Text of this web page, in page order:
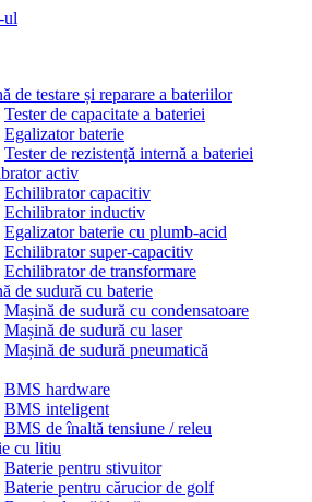
de testare și reparare a bateriilor
Tester de capacitate a bateriei
Egalizator baterie
Tester de rezistență internă a bateriei
activ
Echilibrator capacitiv
Echilibrator inductiv
Egalizator baterie cu plumb-acid
Echilibrator super-capacitiv
Echilibrator de transformare
de sudură cu baterie
Mașină de sudură cu condensatoare
Mașină de sudură cu laser
Mașină de sudură pneumatică
BMS hardware
BMS inteligent
BMS de înaltă tensiune / releu
cu litiu
Baterie pentru stivuitor
Baterie pentru cărucior de golf